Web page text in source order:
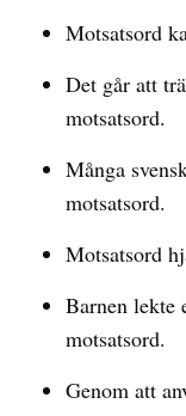
Motsatsord
Det går att
motsatsord.
Många
motsatsord.
Motsatsord
Barnen lekte
motsatsord.
Genom att